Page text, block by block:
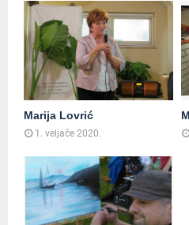
Marija Lovrić
1. veljače 2020.